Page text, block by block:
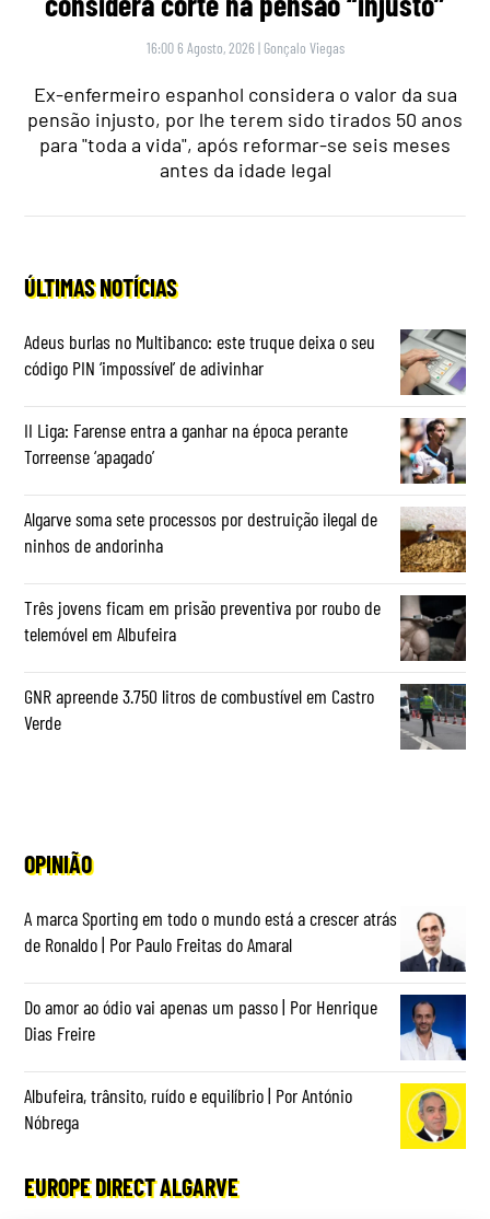
16:00 6 Agosto, 2026 | Gonçalo Viegas
Ex-enfermeiro espanhol considera o valor da sua
pensão injusto, por lhe terem sido tirados 50 anos
para "toda a vida", após reformar-se seis meses
antes da idade legal
ÚLTIMAS NOTÍCIAS
Adeus burlas no Multibanco: este truque deixa o seu
código PIN ‘impossível’ de adivinhar
II Liga: Farense entra a ganhar na época perante
Torreense ‘apagado’
Algarve soma sete processos por destruição ilegal de
ninhos de andorinha
Três jovens ficam em prisão preventiva por roubo de
telemóvel em Albufeira
GNR apreende 3.750 litros de combustível em Castro
Verde
OPINIÃO
A marca Sporting em todo o mundo está a crescer atrás
de Ronaldo | Por Paulo Freitas do Amaral
Do amor ao ódio vai apenas um passo | Por Henrique
Dias Freire
Albufeira, trânsito, ruído e equilíbrio | Por António
Nóbrega
EUROPE DIRECT ALGARVE